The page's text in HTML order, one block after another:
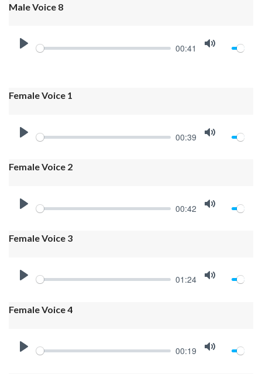
Male Voice 8
PLAY
00:41
Female Voice 1
PLAY
00:39
Female Voice 2
PLAY
00:42
Female Voice 3
PLAY
01:24
Female Voice 4
PLAY
00:19